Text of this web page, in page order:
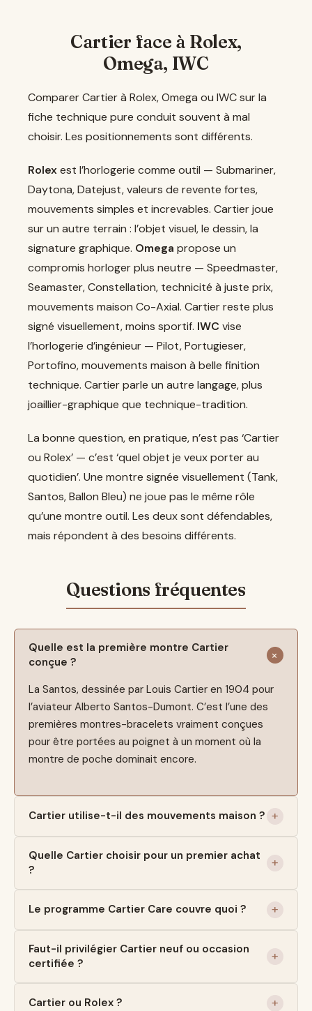
Cartier face à Rolex,
Omega, IWC
Comparer Cartier à Rolex, Omega ou IWC sur la
fiche technique pure conduit souvent à mal
choisir. Les positionnements sont différents.
Rolexest l’horlogerie comme outil — Submariner,
Daytona, Datejust, valeurs de revente fortes,
mouvements simples et increvables. Cartier joue
sur un autre terrain : l’objet visuel, le dessin, la
signature graphique. Omega propose un
compromis horloger plus neutre — Speedmaster,
Seamaster, Constellation, technicité à juste prix,
mouvements maison Co-Axial. Cartier reste plus
signé visuellement, moins sportif. IWC vise
l’horlogerie d’ingénieur — Pilot, Portugieser,
Portofino, mouvements maison à belle finition
technique. Cartier parle un autre langage, plus
joaillier-graphique que technique-tradition.
La bonne question, en pratique, n’est pas ‘Cartier
ou Rolex’ — c’est ‘quel objet je veux porter au
quotidien’. Une montre signée visuellement (Tank,
Santos, Ballon Bleu) ne joue pas le même rôle
qu’une montre outil. Les deux sont défendables,
mais répondent à des besoins différents.
Quelle est la première montre Cartier
conçue ?
La Santos, dessinée par Louis Cartier en 1904 pour
l’aviateur Alberto Santos-Dumont. C’est l’une des
premières montres-bracelets vraiment conçues
pour être portées au poignet à un moment où la
montre de poche dominait encore.
Cartier utilise-t-il des mouvements maison ?
Quelle Cartier choisir pour un premier achat
?
Le programme Cartier Care couvre quoi ?
Faut-il privilégier Cartier neuf ou occasion
certifiée ?
Cartier ou Rolex ?